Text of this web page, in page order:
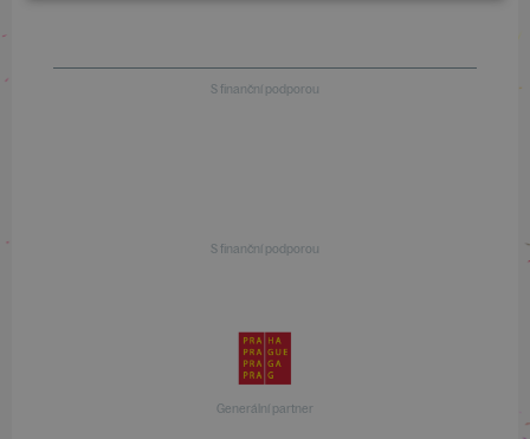
S finanční podporou
S finanční podporou
Generální partner